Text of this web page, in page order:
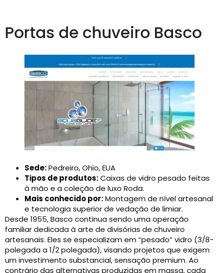
Portas de chuveiro Basco
Sede:Pedreiro, Ohio, EUA
Tipos de produtos:Caixas de vidro pesado feitas
à mão e a coleção de luxo Roda.
Mais conhecido por:Montagem de nível artesanal
e tecnologia superior de vedação de limiar.
Desde 1955, Basco continua sendo uma operação
familiar dedicada à arte de divisórias de chuveiro
artesanais. Eles se especializam em “pesado” vidro (3/8-
polegada a 1/2 polegada), visando projetos que exigem
um investimento substancial, sensação premium. Ao
contrário das alternativas produzidas em massa, cada